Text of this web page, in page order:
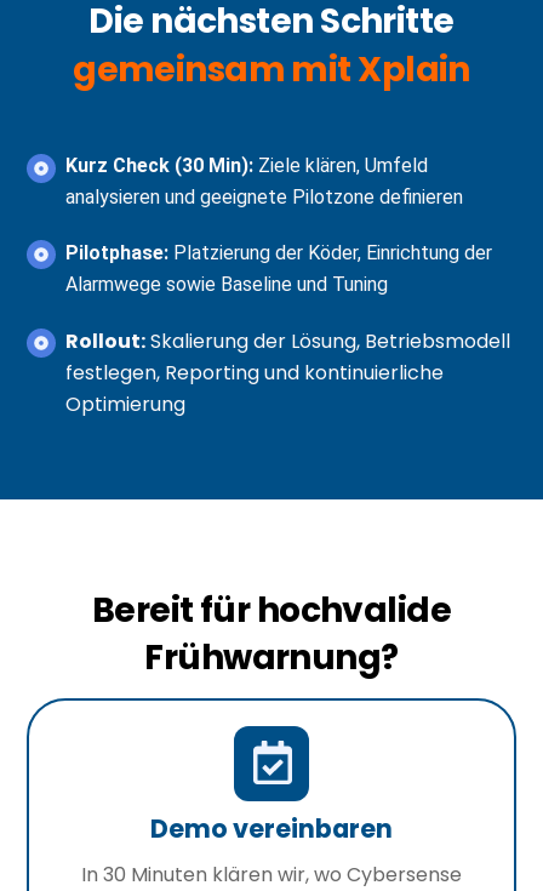
Die nächsten Schritte
gemeinsam mit Xplain
Kurz Check (30 Min): Ziele klären, Umfeld
analysieren und geeignete Pilotzone definieren
Pilotphase:Platzierung der Köder, Einrichtung der
Alarmwege sowie Baseline und Tuning
Rollout:Skalierung der Lösung, Betriebsmodell
festlegen, Reporting und kontinuierliche
Optimierung
Bereit für hochvalide
Frühwarnung?
Demo
vereinbaren
Demo vereinbaren
In 30 Minuten klären wir, wo Cybersense